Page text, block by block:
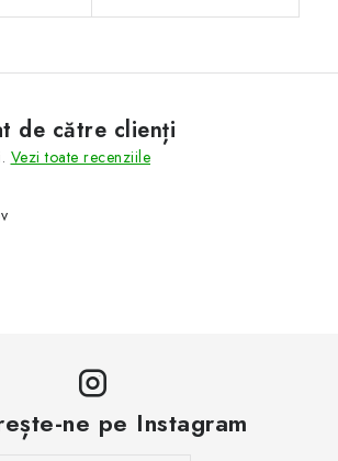
de către clienți
Vezi toate recenziile
ne pe Instagram